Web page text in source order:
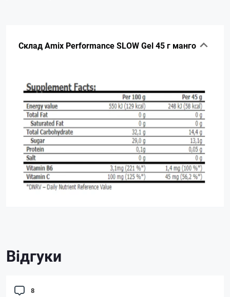
Склад Amix Performance SLOW Gel 45 г манго
Відгуки
8